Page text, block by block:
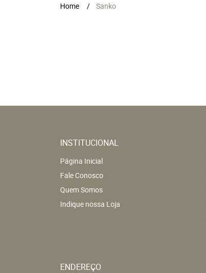
Home Sanko
INSTITUCIONAL
Página Inicial
Fale Conosco
Quem Somos
Indique nossa Loja
ENDEREÇO